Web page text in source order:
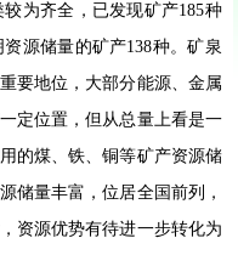
为齐全，已发现矿产185种
源储量的矿产138种。矿泉
要地位，大部分能源、金属
定位置，但从总量上看是一
的煤、铁、铜等矿产资源储
储量丰富，位居全国前列，
资源优势有待进一步转化为